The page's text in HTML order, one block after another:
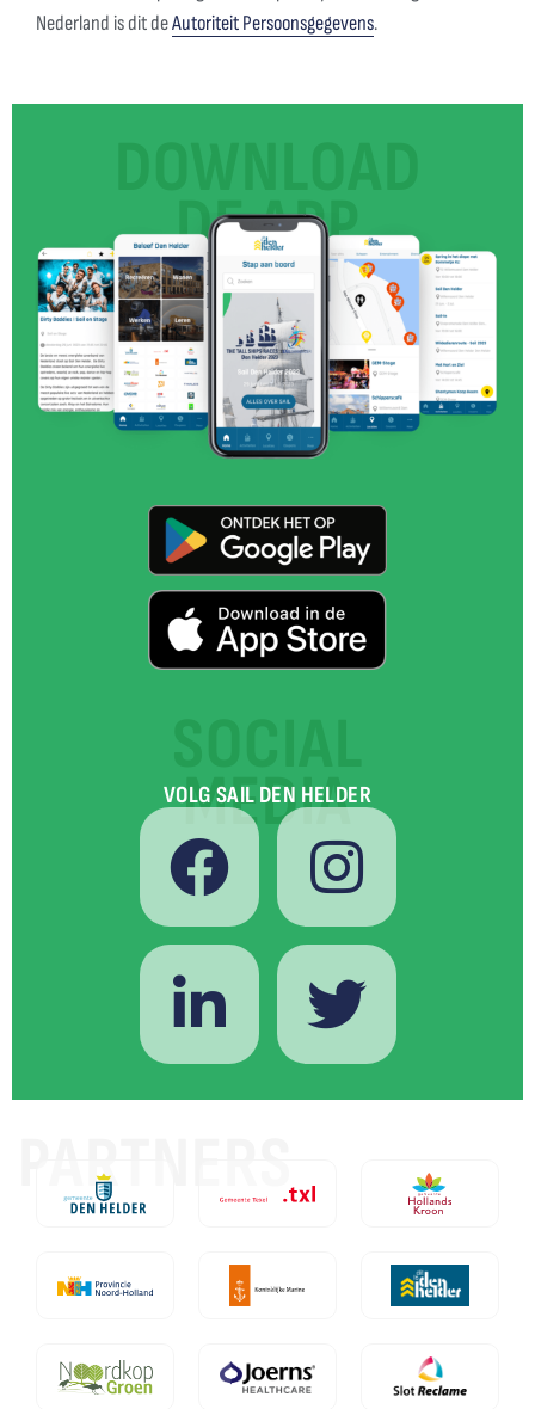
Nederland is dit deAutoriteit Persoonsgegevens.
DE APP
MEDIA
VOLG SAIL DEN HELDER
PARTNERS